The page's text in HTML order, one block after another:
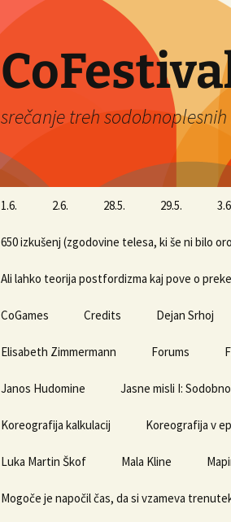
srečanje treh
1.6. 2.6. 28.5. 29.5.
650 izkušenj (zgodovine telesa, ki še ni bilo
Ali lahko teorija postfordizma kaj pove o
CoGames Credits Dejan Srhoj
Elisabeth Zimmermann Forums
Janos Hudomine Jasne misli I:
Koreografija kalkulacij Koreografija v
Luka Martin Škof Mala Kline
Mogoče je napočil čas, da si vzameva